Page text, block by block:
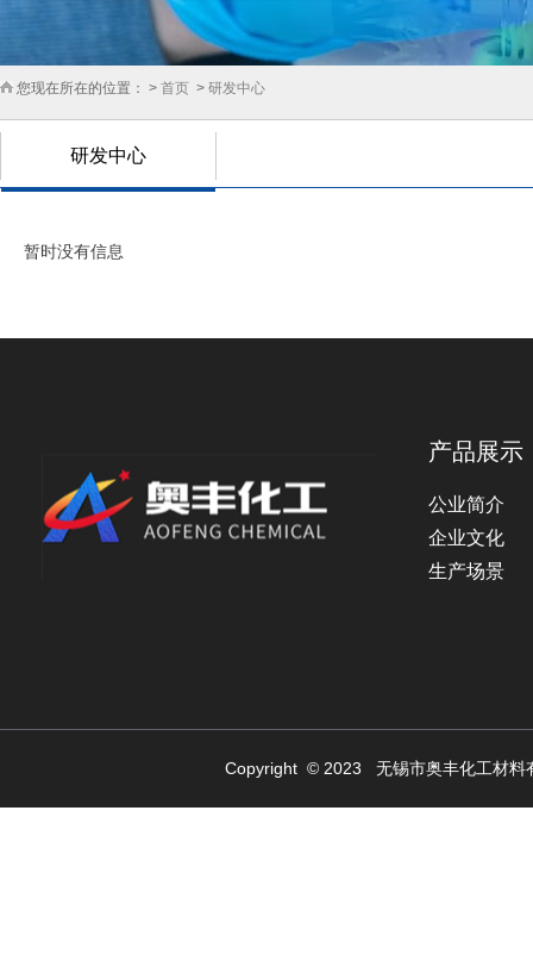
您现在所在的位置： > 首页 > 研发中心
研发中心
暂时没有信息
产品展示
公业简介
企业文化
生产场景
Copyright © 2023 无锡市奥丰化工材